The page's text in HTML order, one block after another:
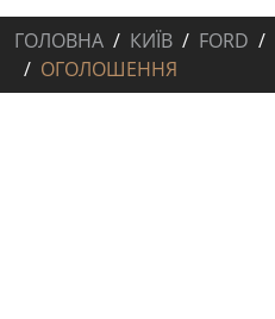
ГОЛОВНА КИЇВ FORD
ОГОЛОШЕННЯ